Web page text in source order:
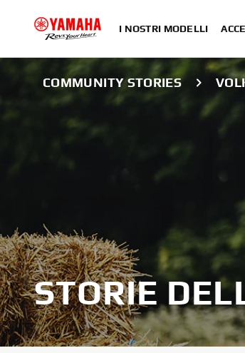
I NOSTRI MODELLI
COMMUNITY STORIES
STORIE